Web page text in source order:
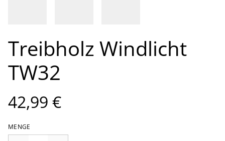
Treibholz Windlicht
TW32
42,99 €
MENGE